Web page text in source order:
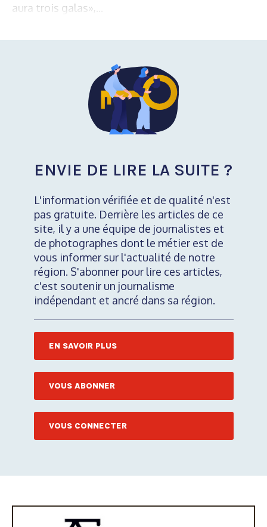
aura trois galas»,...
ENVIE DE LIRE LA SUITE ?
L'information vérifiée et de qualité n'est
pas gratuite. Derrière les articles de ce
site, il y a une équipe de journalistes et
de photographes dont le métier est de
vous informer sur l'actualité de notre
région. S'abonner pour lire ces articles,
c'est soutenir un journalisme
indépendant et ancré dans sa région.
EN SAVOIR PLUS
VOUS ABONNER
VOUS CONNECTER